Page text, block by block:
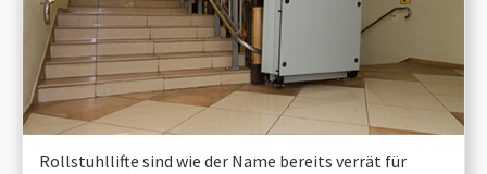
Rollstuhllifte sind wie der Name bereits verrät für